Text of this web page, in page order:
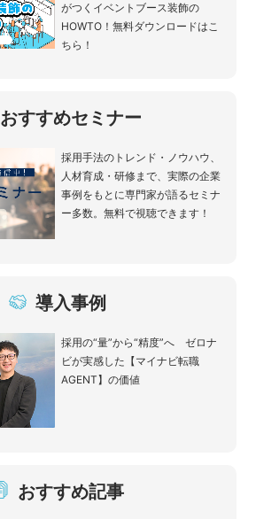
がつくイベントブース装飾の
HOWTO！無料ダウンロードはこ
ちら！
おすすめセミナー
採用手法のトレンド・ノウハウ、
人材育成・研修まで、実際の企業
事例をもとに専門家が語るセミナ
ー多数。無料で視聴できます！
導入事例
採用の“量”から“精度”へ ゼロナ
ビが実感した【マイナビ転職
AGENT】の価値
おすすめ記事